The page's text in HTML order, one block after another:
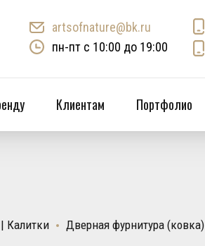
artsofnature@bk.ru
пн-пт с 10:00 до 19:00
Клиентам Портфолио
Калитки Дверная фурнитура (ковка)